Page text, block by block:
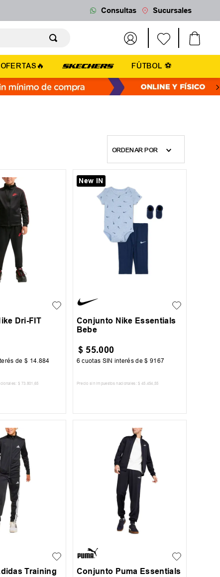
Consultas Sucursales
OFERTAS🔥 FÚTBOL ⚽
ORDENAR POR
7
Dri-FIT
de$ 14.884
$ 73.801 ,65
New IN
Conjunto Nike Essentials
Bebe
$ 55.000
6 cuotas SIN interés de$ 9167
Precio sin impuestos nacionales: $ 45 .454 ,55
Training
L XXL
Conjunto Puma Essentials